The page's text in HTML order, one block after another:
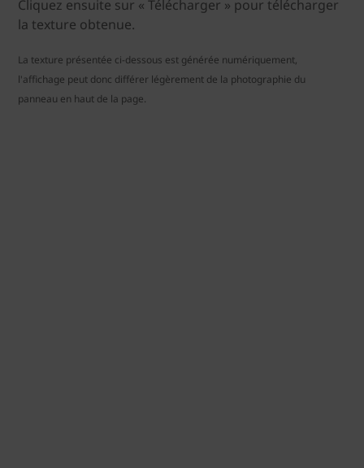
Cliquez ensuite sur « Télécharger » pour télécharger
la texture obtenue.
La texture présentée ci-dessous est générée numériquement,
l'affichage peut donc différer légèrement de la photographie du
panneau en haut de la page.